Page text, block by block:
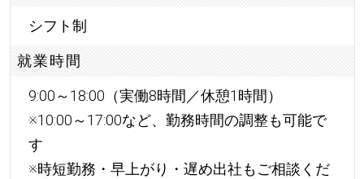
シフト制
就業時間
9:00～18:00（実働8時間／休憩1時間）
※10:00～17:00など、勤務時間の調整も可能で
す
※時短勤務・早上がり・遅め出社もご相談くだ